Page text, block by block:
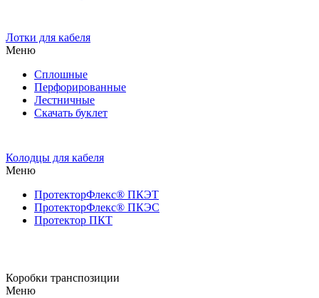
Лотки для кабеля
Меню
Сплошные
Перфорированные
Лестничные
Скачать буклет
Колодцы для кабеля
Меню
ПротекторФлекс® ПКЭТ
ПротекторФлекс® ПКЭС
Протектор ПКТ
Коробки транспозиции
Меню